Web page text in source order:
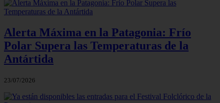
Alerta Máxima en la Patagonia: Frío
Polar Supera las Temperaturas de la
Antártida
23/07/2026